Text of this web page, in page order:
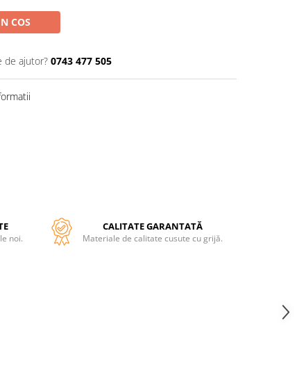
COS
de ajutor? 0743 477 505
noi.
CALITATE GARANTATĂ
Materiale de calitate cusute cu grijă.